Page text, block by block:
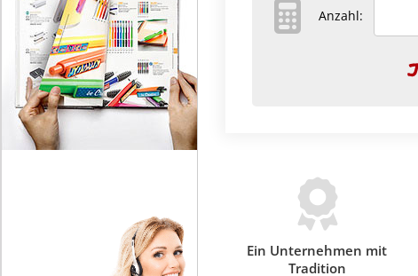
Anzahl:
Ein Unternehmen mit
Tradition